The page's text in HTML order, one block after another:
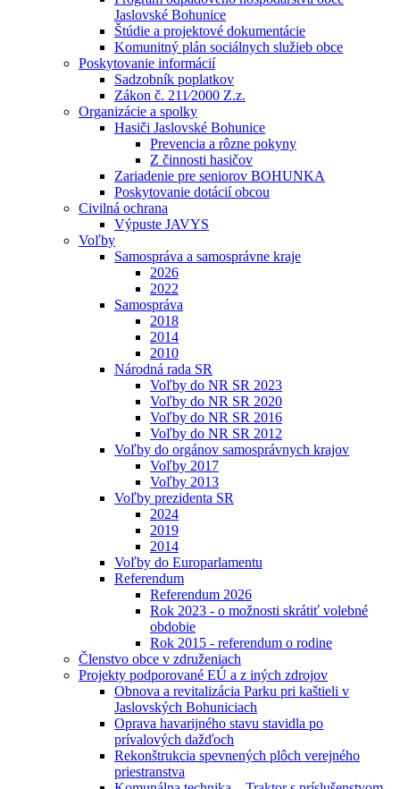
Jaslovské Bohunice
Štúdie a projektové dokumentácie
Komunitný plán sociálnych služieb obce
Poskytovanie informácií
Sadzobník poplatkov
Zákon č. 211⁄2000 Z.z.
Organizácie a spolky
Hasiči Jaslovské Bohunice
Prevencia a rôzne pokyny
Z činnosti hasičov
Zariadenie pre seniorov BOHUNKA
Poskytovanie dotácií obcou
Civilná ochrana
Výpuste JAVYS
Voľby
Samospráva a samosprávne kraje
2026
2022
Samospráva
2018
2014
2010
Národná rada SR
Voľby do NR SR 2023
Voľby do NR SR 2020
Voľby do NR SR 2016
Voľby do NR SR 2012
Voľby do orgánov samosprávnych krajov
Voľby 2017
Voľby 2013
Voľby prezidenta SR
2024
2019
2014
Voľby do Europarlamentu
Referendum
Referendum 2026
Rok 2023 - o možnosti skrátiť volebné
obdobie
Rok 2015 - referendum o rodine
Členstvo obce v združeniach
Projekty podporované EÚ a z iných zdrojov
Obnova a revitalizácia Parku pri kaštieli v
Jaslovských Bohuniciach
Oprava havarijného stavu stavidla po
prívalových dažďoch
Rekonštrukcia spevnených plôch verejného
priestranstva